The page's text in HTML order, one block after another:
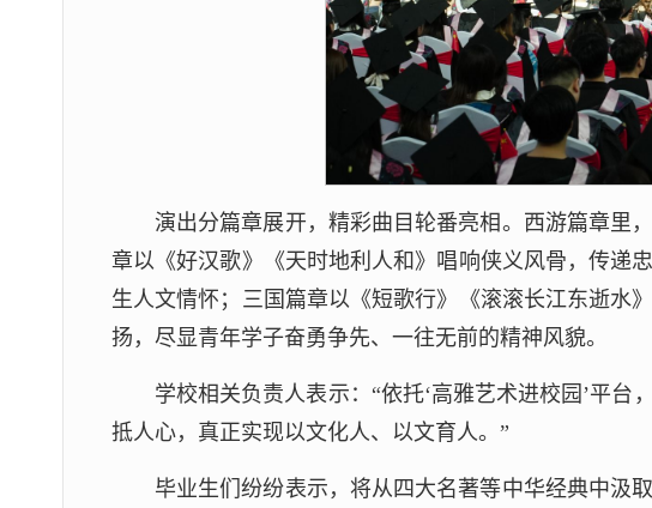
演出分篇章展开，精彩曲目轮番亮相。西游篇章里
章以《好汉歌》《天时地利人和》唱响侠义风骨，传递
生人文情怀；三国篇章以《短歌行》《滚滚长江东逝水
扬，尽显青年学子奋勇争先、一往无前的精神风貌。
学校相关负责人表示：“依托‘高雅艺术进校园’平
抵人心，真正实现以文化人、以文育人。”
毕业生们纷纷表示，将从四大名著等中华经典中汲